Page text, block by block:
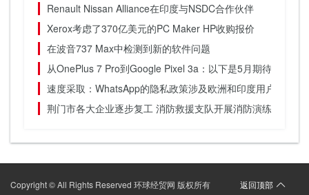
Renault Nissan Alliance在印度与NSDC合作伙伴
Xerox考虑了370亿美元的PC Maker HP收购报价
在波音737 Max中检测到新的软件问题
从OnePlus 7 Pro到Google Pixel 3a：以下是5月期待的5个智
速度采取：WhatsApp的隐私政策涉及欧洲和印度用户
荆门市各大企业逐步复工 消防救援支队开展消防演练
Copyright © All Rights Reserved 环球经贸网 版权所有 返回顶部